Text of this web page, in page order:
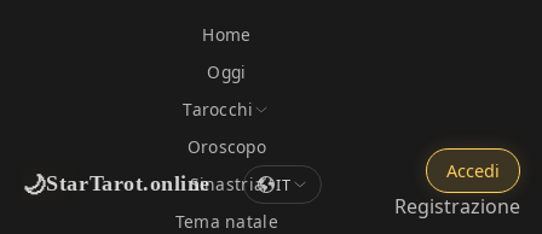
🌙StarTarot.online
Home
Oggi
Tarocchi
Oroscopo
Sinastria
Tema natale
IT
Accedi
Registrazione